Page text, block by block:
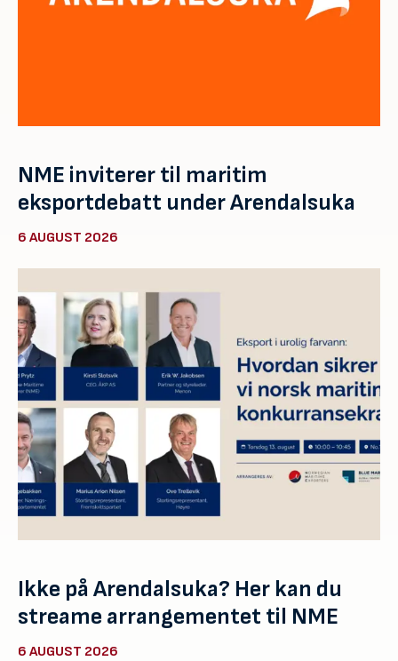
NME inviterer til maritim
eksportdebatt under Arendalsuka
6 AUGUST 2026
Ikke på Arendalsuka? Her kan du
streame arrangementet til NME
6 AUGUST 2026